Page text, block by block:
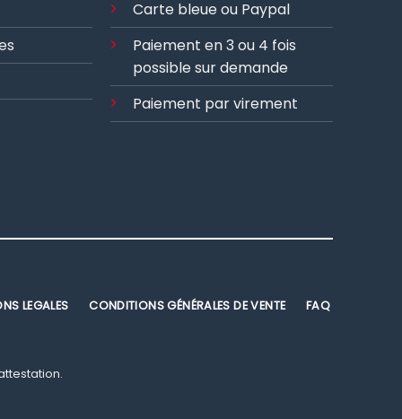
Carte bleue ou Paypal
Paiement en 3 ou 4 fois
possible sur demande
Paiement par virement
LEGALES CONDITIONS GÉNÉRALES DE VENTE FAQ
.